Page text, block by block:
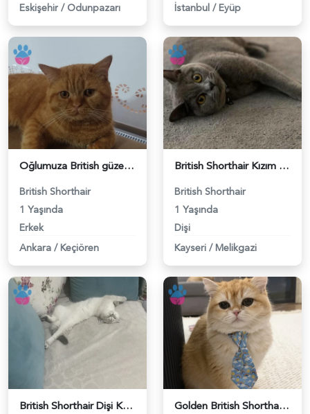
Eskişehir / Odunpazarı
İstanbul / Eyüp
Oğlumuza British güzel dişi arıyoruz - 118984620
British Shorthair
1 Yaşında
Erkek
Ankara / Keçiören
British Shorthair Kızım Mila'ya eş arıyorum - 118984614
British Shorthair
1 Yaşında
Dişi
Kayseri / Melikgazi
British Shorthair Dişi Kedim Eş Arıyor - 118984618 Golden British Shorthair 1 Yaşında Eş Arıyor - 118984604